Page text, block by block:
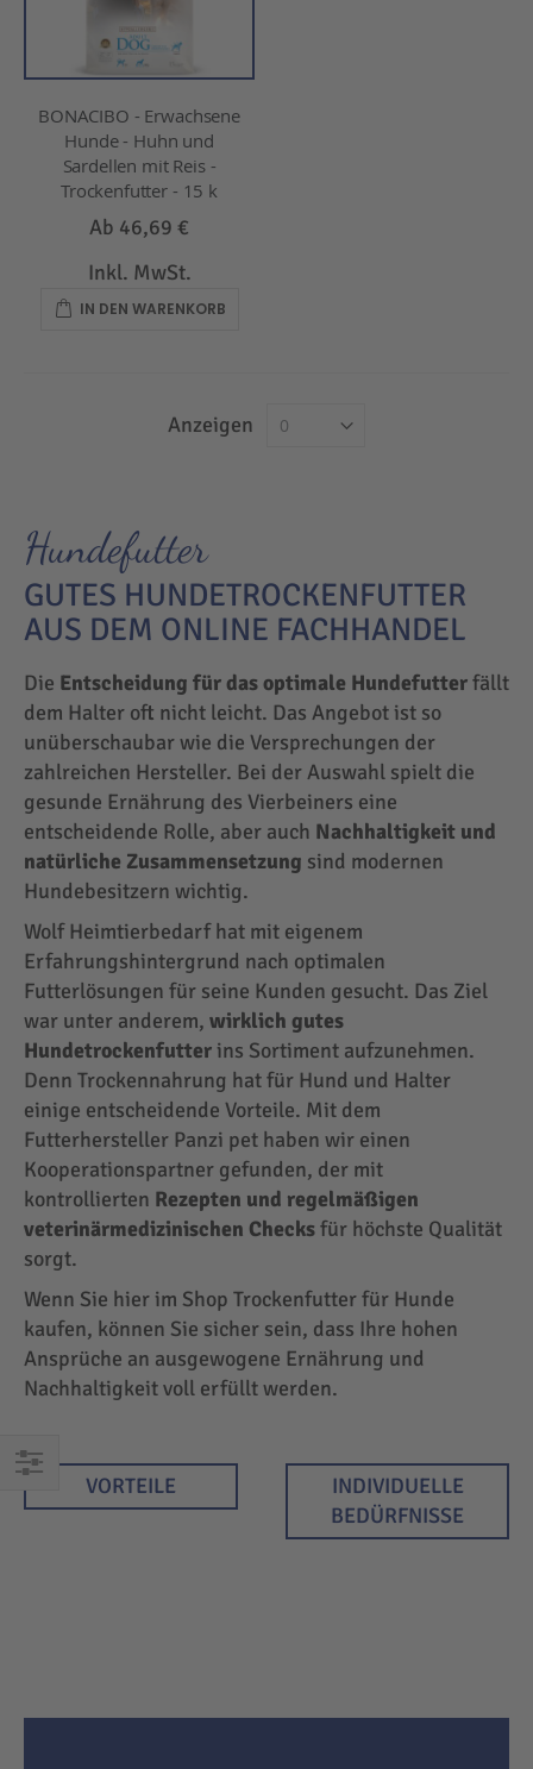
BONACIBO - Erwachsene
Hunde - Huhn und
Sardellen mit Reis -
Trockenfutter - 15 k
Ab 46,69 €
Inkl. MwSt.
IN DEN WARENKORB
Anzeigen
EINKAUFEN
Hundefutter
GUTES HUNDETROCKENFUTTER
AUS DEM ONLINE FACHHANDEL
Die Entscheidung für das optimale Hundefutterfällt
dem Halter oft nicht leicht. Das Angebot ist so
unüberschaubar wie die Versprechungen der
zahlreichen Hersteller. Bei der Auswahl spielt die
gesunde Ernährung des Vierbeiners eine
entscheidende Rolle, aber auch Nachhaltigkeit und
natürliche Zusammensetzung sind modernen
Hundebesitzern wichtig.
Wolf Heimtierbedarf hat mit eigenem
Erfahrungshintergrund nach optimalen
Futterlösungen für seine Kunden gesucht. Das Ziel
war unter anderem, wirklich gutes
Hundetrockenfutter ins Sortiment aufzunehmen.
Denn Trockennahrung hat für Hund und Halter
einige entscheidende Vorteile. Mit dem
Futterhersteller Panzi pet haben wir einen
Kooperationspartner gefunden, der mit
kontrollierten Rezepten und regelmäßigen
veterinärmedizinischen Checksfür höchste Qualität
sorgt.
Wenn Sie hier im Shop Trockenfutter für Hunde
kaufen, können Sie sicher sein, dass Ihre hohen
Ansprüche an ausgewogene Ernährung und
Nachhaltigkeit voll erfüllt werden.
VORTEILE
INDIVIDUELLE
BEDÜRFNISSE